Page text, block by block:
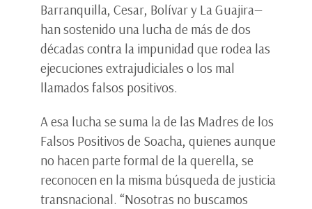
Barranquilla, Cesar, Bolívar y La Guajira—
han sostenido una lucha de más de dos
décadas contra la impunidad que rodea las
ejecuciones extrajudiciales o los mal
llamados falsos positivos.
A esa lucha se suma la de las Madres de los
Falsos Positivos de Soacha, quienes aunque
no hacen parte formal de la querella, se
reconocen en la misma búsqueda de justicia
transnacional. “Nosotras no buscamos